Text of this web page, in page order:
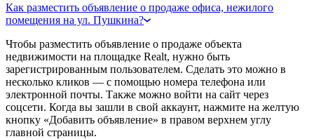
Как разместить объявление о продаже офиса, нежилого
помещения на ул. Пушкина?
Чтобы разместить объявление о продаже объекта
недвижимости на площадке Realt, нужно быть
зарегистрированным пользователем. Сделать это можно в
несколько кликов — с помощью номера телефона или
электронной почты. Также можно войти на сайт через
соцсети. Когда вы зашли в свой аккаунт, нажмите на желтую
кнопку «Добавить объявление» в правом верхнем углу
главной страницы.